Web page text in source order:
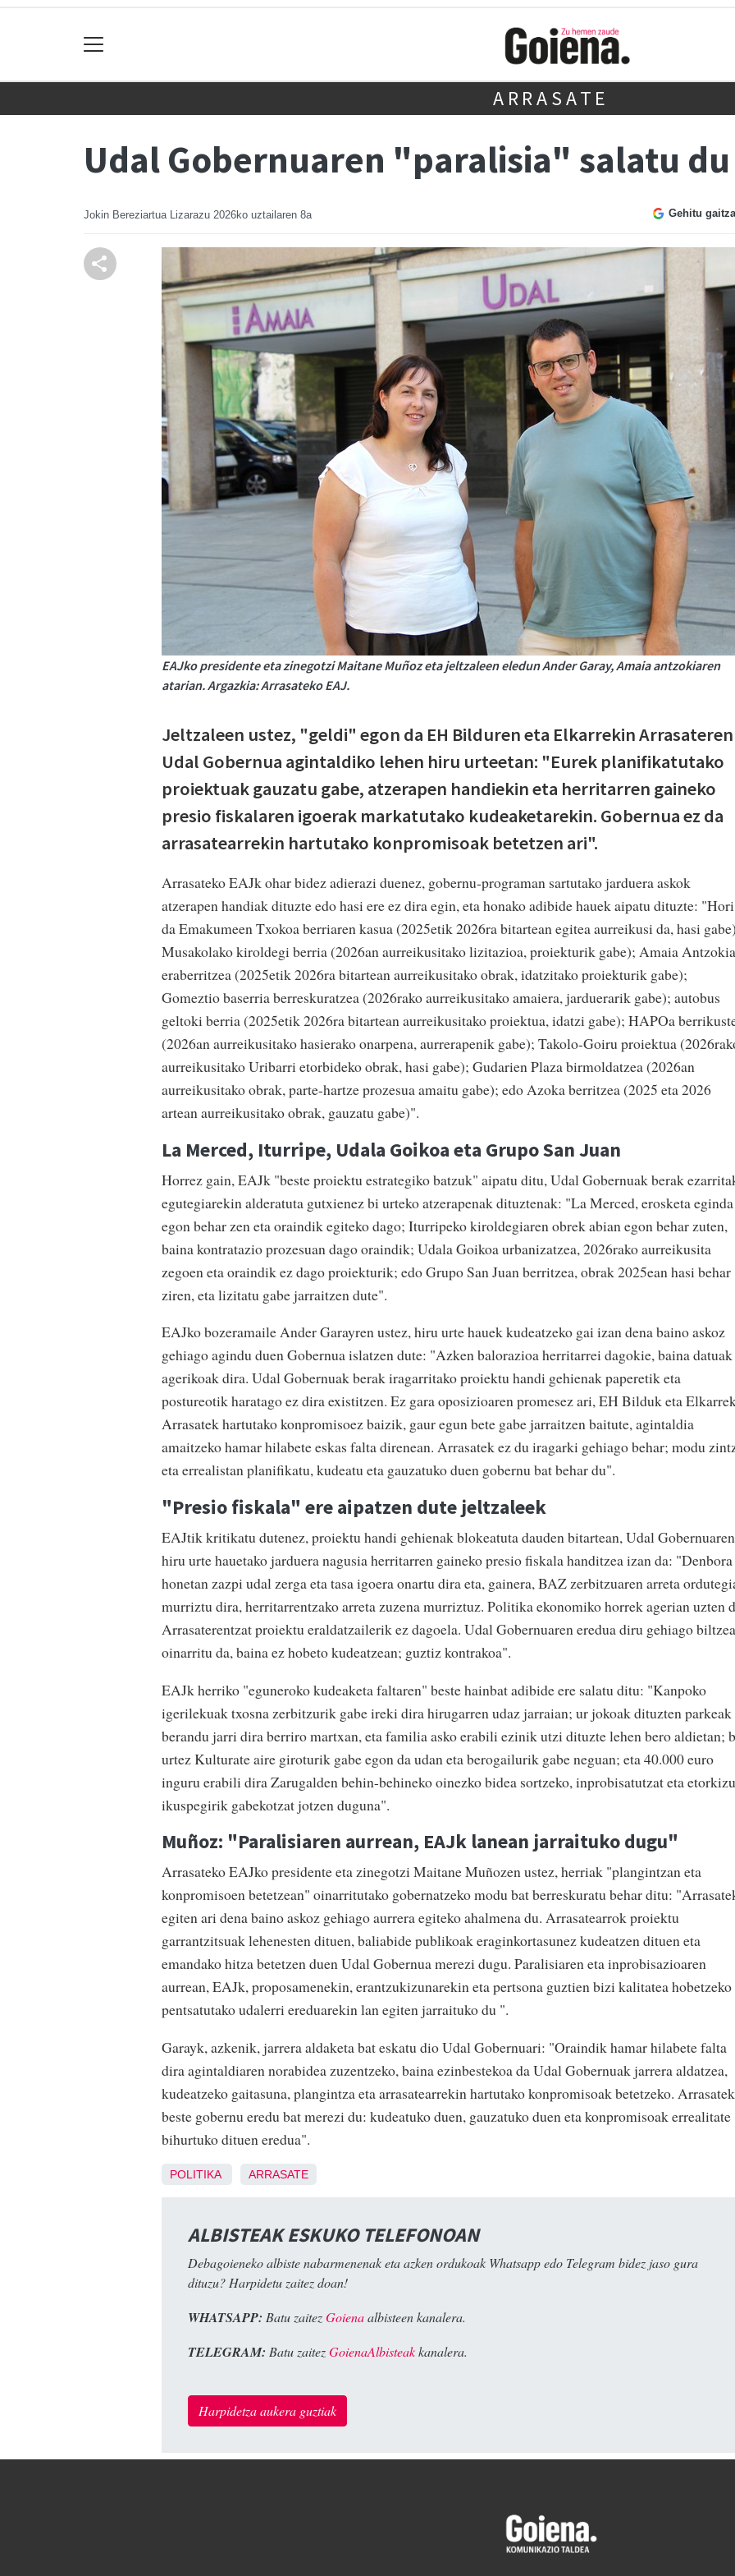
ARRASATE
Udal Gobernuaren "paralisia" salatu
Jokin Bereziartua Lizarazu 2026ko uztailaren 8a Gehitu
EAJko presidente eta zinegotzi Maitane Muñoz eta jeltzaleen eledun Ander Garay, Amaia antzokiaren
atarian. Argazkia: Arrasateko EAJ.
Jeltzaleen ustez, "geldi" egon da EH Bilduren eta Elkarrekin Arrasateren
Udal Gobernua agintaldiko lehen hiru urteetan: "Eurek planifikatutako
proiektuak gauzatu gabe, atzerapen handiekin eta herritarren gaineko
presio fiskalaren igoerak markatutako kudeaketarekin. Gobernua ez da
arrasatearrekin hartutako konpromisoak betetzen ari".
Arrasateko EAJk ohar bidez adierazi duenez, gobernu-programan sartutako jarduera askok
atzerapen handiak dituzte edo hasi ere ez dira egin, eta honako adibide hauek aipatu dituzte: "Hori
da Emakumeen Txokoa berriaren kasua (2025etik 2026ra bitartean egitea aurreikusi da, hasi
Musakolako kiroldegi berria (2026an aurreikusitako lizitazioa, proiekturik gabe); Amaia Antzokia
eraberritzea (2025etik 2026ra bitartean aurreikusitako obrak, idatzitako proiekturik gabe);
Gomeztio baserria berreskuratzea (2026rako aurreikusitako amaiera, jarduerarik gabe); autobus
geltoki berria (2025etik 2026ra bitartean aurreikusitako proiektua, idatzi gabe); HAPOa
(2026an aurreikusitako hasierako onarpena, aurrerapenik gabe); Takolo-Goiru proiektua
aurreikusitako Uribarri etorbideko obrak, hasi gabe); Gudarien Plaza birmoldatzea (2026an
aurreikusitako obrak, parte-hartze prozesua amaitu gabe); edo Azoka berritzea (2025 eta 2026
artean aurreikusitako obrak, gauzatu gabe)".
La Merced, Iturripe, Udala Goikoa eta Grupo San Juan
Horrez gain, EAJk "beste proiektu estrategiko batzuk" aipatu ditu, Udal Gobernuak berak
egutegiarekin alderatuta gutxienez bi urteko atzerapenak dituztenak: "La Merced, erosketa eginda
egon behar zen eta oraindik egiteko dago; Iturripeko kiroldegiaren obrek abian egon behar zuten,
baina kontratazio prozesuan dago oraindik; Udala Goikoa urbanizatzea, 2026rako aurreikusita
zegoen eta oraindik ez dago proiekturik; edo Grupo San Juan berritzea, obrak 2025ean hasi behar
ziren, eta lizitatu gabe jarraitzen dute".
EAJko bozeramaile Ander Garayren ustez, hiru urte hauek kudeatzeko gai izan dena baino askoz
gehiago agindu duen Gobernua islatzen dute: "Azken balorazioa herritarrei dagokie, baina datuak
agerikoak dira. Udal Gobernuak berak iragarritako proiektu handi gehienak paperetik eta
postureotik haratago ez dira existitzen. Ez gara oposizioaren promesez ari, EH Bilduk eta
Arrasatek hartutako konpromisoez baizik, gaur egun bete gabe jarraitzen baitute, agintaldia
amaitzeko hamar hilabete eskas falta direnean. Arrasatek ez du iragarki gehiago behar; modu
eta errealistan planifikatu, kudeatu eta gauzatuko duen gobernu bat behar du".
"Presio fiskala" ere aipatzen dute jeltzaleek
EAJtik kritikatu dutenez, proiektu handi gehienak blokeatuta dauden bitartean, Udal Gobernuaren
hiru urte hauetako jarduera nagusia herritarren gaineko presio fiskala handitzea izan da: "Denbora
honetan zazpi udal zerga eta tasa igoera onartu dira eta, gainera, BAZ zerbitzuaren arreta
murriztu dira, herritarrentzako arreta zuzena murriztuz. Politika ekonomiko horrek agerian uzten
Arrasaterentzat proiektu eraldatzailerik ez dagoela. Udal Gobernuaren eredua diru gehiago
oinarritu da, baina ez hobeto kudeatzean; guztiz kontrakoa".
EAJk herriko "eguneroko kudeaketa faltaren" beste hainbat adibide ere salatu ditu: "Kanpoko
igerilekuak txosna zerbitzurik gabe ireki dira hirugarren udaz jarraian; ur jokoak dituzten parkeak
berandu jarri dira berriro martxan, eta familia asko erabili ezinik utzi dituzte lehen bero aldietan;
urtez Kulturate aire giroturik gabe egon da udan eta berogailurik gabe neguan; eta 40.000 euro
inguru erabili dira Zarugalden behin-behineko oinezko bidea sortzeko, inprobisatutzat eta
ikuspegirik gabekotzat jotzen duguna".
Muñoz: "Paralisiaren aurrean, EAJk lanean jarraituko dugu"
Arrasateko EAJko presidente eta zinegotzi Maitane Muñozen ustez, herriak "plangintzan eta
konpromisoen betetzean" oinarritutako gobernatzeko modu bat berreskuratu behar ditu:
egiten ari dena baino askoz gehiago aurrera egiteko ahalmena du. Arrasatearrok proiektu
garrantzitsuak lehenesten dituen, baliabide publikoak eraginkortasunez kudeatzen dituen eta
emandako hitza betetzen duen Udal Gobernua merezi dugu. Paralisiaren eta inprobisazioaren
aurrean, EAJk, proposamenekin, erantzukizunarekin eta pertsona guztien bizi kalitatea hobetzeko
pentsatutako udalerri ereduarekin lan egiten jarraituko du ".
Garayk, azkenik, jarrera aldaketa bat eskatu dio Udal Gobernuari: "Oraindik hamar hilabete falta
dira agintaldiaren norabidea zuzentzeko, baina ezinbestekoa da Udal Gobernuak jarrera aldatzea,
kudeatzeko gaitasuna, plangintza eta arrasatearrekin hartutako konpromisoak betetzeko. Arrasatek
beste gobernu eredu bat merezi du: kudeatuko duen, gauzatuko duen eta konpromisoak errealitate
bihurtuko dituen eredua".
POLITIKA ARRASATE
ALBISTEAK ESKUKO TELEFONOAN
Debagoieneko albiste nabarmenenak eta azken ordukoak Whatsapp edo Telegram bidez jaso gura
dituzu? Harpidetu zaitez doan!
WHATSAPP: Batu zaitezGoienaalbisteen kanalera.
TELEGRAM: Batu zaitezGoienaAlbisteakkanalera.
Harpidetza aukera guztiak